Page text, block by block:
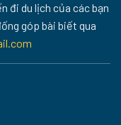
đi du lịch của các bạn
góp bài biết qua